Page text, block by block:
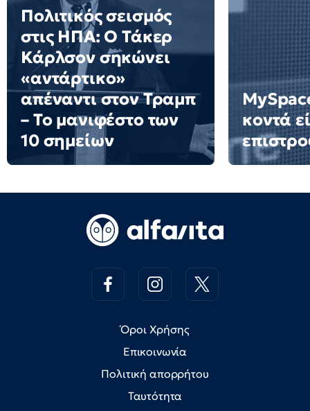
Πολιτικός σεισμός
στις ΗΠΑ: Ο Τάκερ
Κάρλσον σηκώνει
«αντάρτικο»
απέναντι στον Τραμπ
– Το μανιφέστο των
10 σημείων
κοντά
Όροι Χρήσης
Επικοινωνία
Πολιτική απορρήτου
Ταυτότητα